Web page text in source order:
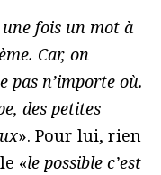
fois un mot à
Car, on
pas n’importe où.
des petites
». Pour lui, rien
«le possible c’est